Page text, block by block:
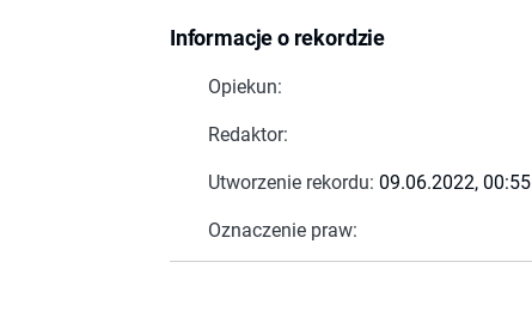
Informacje o rekordzie
Opiekun:
Redaktor:
Utworzenie rekordu: 09.06.2022, 00:55
Oznaczenie praw: